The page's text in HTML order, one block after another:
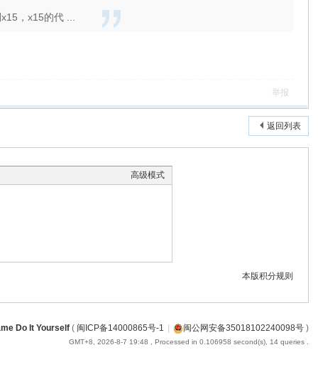
，x15的代 ...
举报
返回列表
高级模式
本版积分规则
Do It Yourself( 闽ICP备14000865号-1 闽公网安备35018102240098号)
GMT+8, 2026-8-7 19:48 , Processed in 0.106958 second(s), 14 queries .